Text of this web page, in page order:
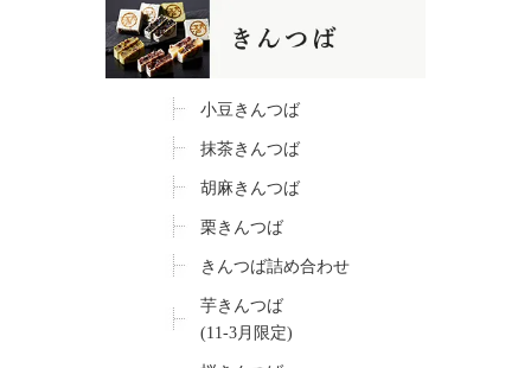
小豆きんつば
抹茶きんつば
胡麻きんつば
栗きんつば
きんつば詰め合わせ
芋きんつば
(11-3月限定)